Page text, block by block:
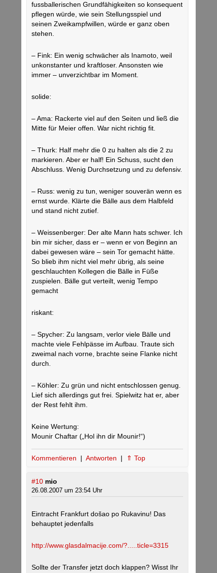
fussballerischen Grundfähigkeiten so konsequent
pflegen würde, wie sein Stellungsspiel und
seinen Zweikampfwillen, würde er ganz oben
stehen.
– Fink: Ein wenig schwächer als Inamoto, weil
unkonstanter und kraftloser. Ansonsten wie
immer – unverzichtbar im Moment.
solide:
– Ama: Rackerte viel auf den Seiten und ließ die
Mitte für Meier offen. War nicht richtig fit.
– Thurk: Half mehr die 0 zu halten als die 2 zu
markieren. Aber er half! Ein Schuss, sucht den
Abschluss. Wenig Durchsetzung und zu defensiv.
– Russ: wenig zu tun, weniger souverän wenn es
ernst wurde. Klärte die Bälle aus dem Halbfeld
und stand nicht zutief.
– Weissenberger: Der alte Mann hats schwer. Ich
bin mir sicher, dass er – wenn er von Beginn an
dabei gewesen wäre – sein Tor gemacht hätte.
So blieb ihm nicht viel mehr übrig, als seine
geschlauchten Kollegen die Bälle in Füße
zuspielen. Bälle gut verteilt, wenig Tempo
gemacht
riskant:
– Spycher: Zu langsam, verlor viele Bälle und
machte viele Fehlpässe im Aufbau. Traute sich
zweimal nach vorne, brachte seine Flanke nicht
durch.
– Köhler: Zu grün und nicht entschlossen genug.
Lief sich allerdings gut frei. Spielwitz hat er, aber
der Rest fehlt ihm.
Keine Wertung:
Mounir Chaftar („Hol ihn dir Mounir!“)
Kommentieren | Antworten | ⇑ Top
#10 mio
26.08.2007 um 23:54 Uhr
Eintracht Frankfurt došao po Rukavinu! Das
behauptet jedenfalls
http://www.glasdalmacije.com/?.....ticle=3315
Sollte der Transfer jetzt doch klappen? Wisst Ihr